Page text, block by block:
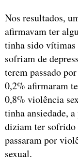
Nos resultados,
afirmavam ter
tinha sido
sofriam de
terem passado
0,2% afirmaram
0,8% violência
tinha ansiedade,
diziam ter sofrido
passaram por
sexual.